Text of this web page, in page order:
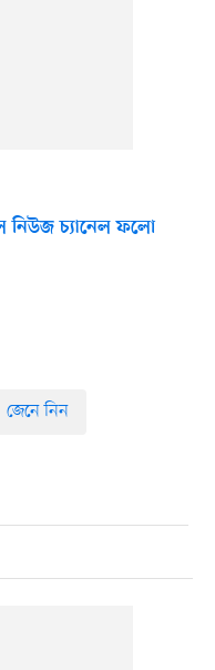
চ্যানেল ফলো
জেনে নিন